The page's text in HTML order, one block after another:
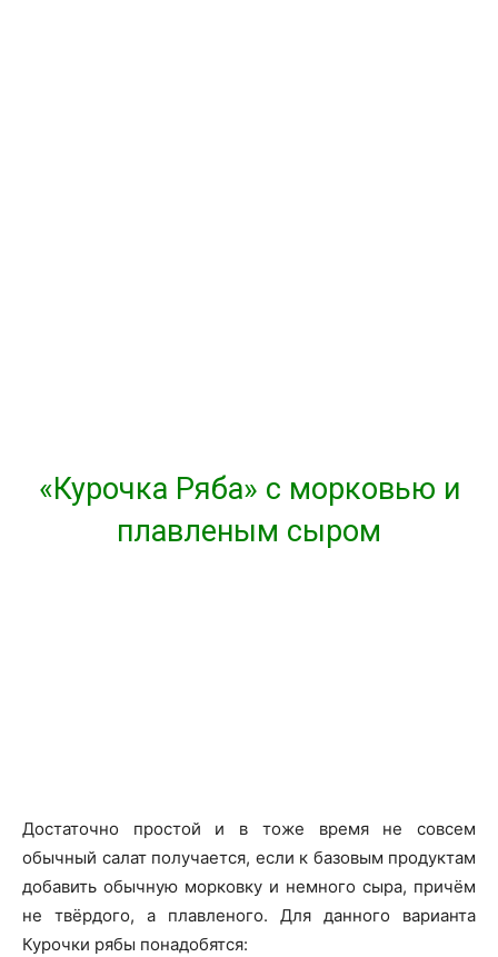
«Курочка Ряба» с морковью и
плавленым сыром
Достаточно простой и в тоже время не совсем
обычный салат получается, если к базовым продуктам
добавить обычную морковку и немного сыра, причём
не твёрдого, а плавленого. Для данного варианта
Курочки рябы понадобятся: